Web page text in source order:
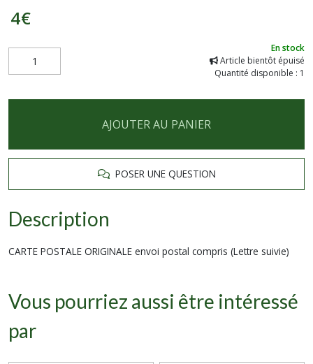
4€
En stock
Article bientôt épuisé
Quantité disponible : 1
AJOUTER AU PANIER
POSER UNE QUESTION
Description
CARTE POSTALE ORIGINALE envoi postal compris (Lettre suivie)
Vous pourriez aussi être intéressé
par